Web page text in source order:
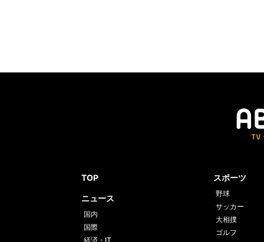
TOP
ニュース
国内
国際
経済・IT
スポーツ
野球
サッカー
大相撲
ゴルフ